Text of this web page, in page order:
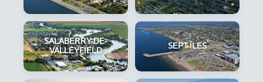
SALABERRY-DE-
VALLEYFIELD
SEPT-ÎLES